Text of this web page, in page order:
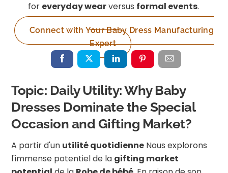
for everyday wearversus formal events.
Connect with Your Baby Dress Manufacturing
Expert
Topic: Daily Utility: Why Baby
Dresses Dominate the Special
Occasion and Gifting Market?
A partir d'un utilité quotidienne Nous explorons
l'immense potentiel de la gifting market